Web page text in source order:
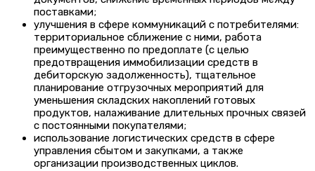
поставками;
улучшения в сфере коммуникаций с потребителями:
территориальное сближение с ними, работа
преимущественно по предоплате (с целью
предотвращения иммобилизации средств в
дебиторскую задолженность), тщательное
планирование отгрузочных мероприятий для
уменьшения складских накоплений готовых
продуктов, налаживание длительных прочных связей
с постоянными покупателями;
использование логистических средств в сфере
управления сбытом и закупками, а также
организации производственных циклов.